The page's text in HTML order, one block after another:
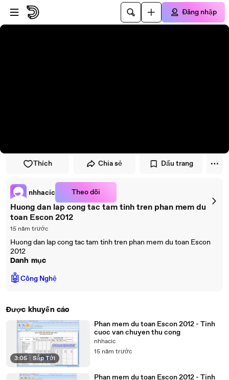
Đi đến trình phát
Đi đến nội dung chính
Đăng nhập
Thích Chia sẻ Dấu trang
nhhacic Theo dõi
Huong dan lap cong tac tam tinh tren phan mem du
toan Escon 2012
15 năm trước
Huong dan lap cong tac tam tinh tren phan mem du toan Escon
2012
Danh mục
🤖Công Nghệ
Được khuyến cáo
3:05 Sắp Tới
Phan mem du toan Escon 2012 - Tinh
cuoc van chuyen thu cong
nhhacic
15 năm trước
Phan mem du toan Escon 2012 - Tinh